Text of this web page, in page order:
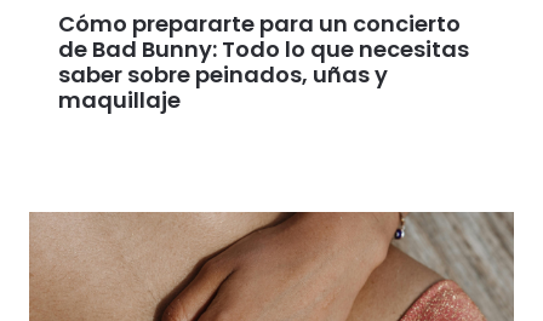
Cómo prepararte para un concierto
de Bad Bunny: Todo lo que necesitas
saber sobre peinados, uñas y
maquillaje